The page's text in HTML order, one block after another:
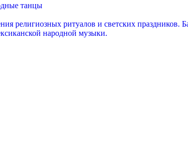
танцы
религиозных ритуалов и светских праздников.
народной музыки.